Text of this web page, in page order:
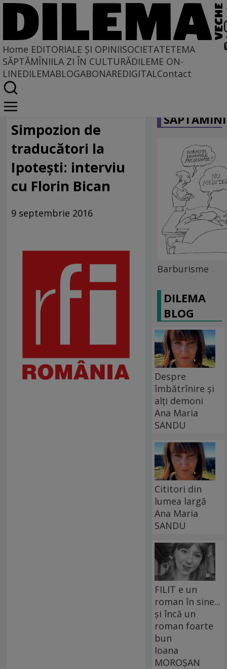
Home EDITORIALE ȘI OPINIISOCIETATETEMA
SĂPTĂMÎNIILA ZI ÎN CULTURĂDILEME ON-
LINEDILEMABLOGABONAREDIGITALContact
Home
Dilematix
Știrile RFI
Simpozion de
traducători la
Ipoteşti: interviu
cu Florin Bican
9 septembrie 2016
Barburisme
DILEMA
BLOG
Despre
îmbătrînire și
alți demoni
Ana Maria
SANDU
Cititori din
lumea largă
Ana Maria
SANDU
FILIT e un
roman în sine...
și încă un
roman foarte
bun
Ioana
MOROȘAN